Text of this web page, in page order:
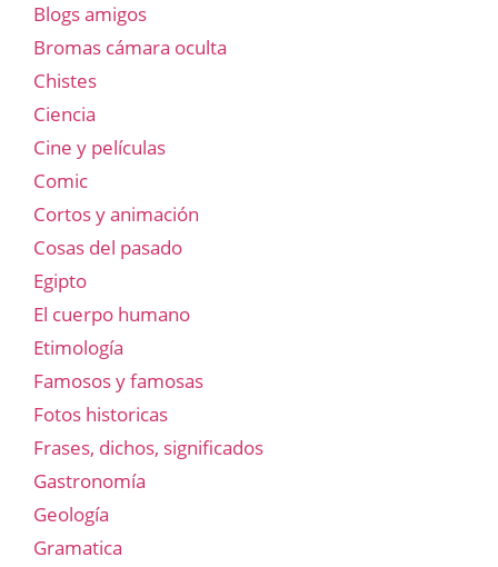
Blogs amigos
Bromas cámara oculta
Chistes
Ciencia
Cine y películas
Comic
Cortos y animación
Cosas del pasado
Egipto
El cuerpo humano
Etimología
Famosos y famosas
Fotos historicas
Frases, dichos, significados
Gastronomía
Geología
Gramatica